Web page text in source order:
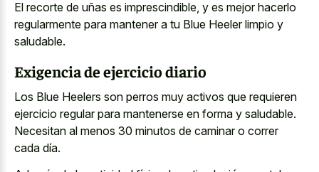
El recorte de uñas es imprescindible, y es mejor hacerlo
regularmente para mantener a tu Blue Heeler limpio y
saludable.
Exigencia de ejercicio diario
Los Blue Heelers son perros muy activos que requieren
ejercicio regular para mantenerse en forma y saludable.
Necesitan al menos 30 minutos de caminar o correr
cada día.